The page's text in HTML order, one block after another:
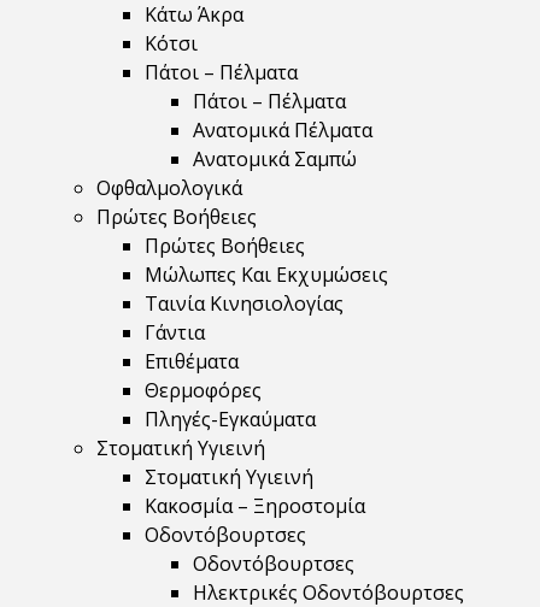
Κάτω Άκρα
Κότσι
Πάτοι – Πέλματα
Πάτοι – Πέλματα
Ανατομικά Πέλματα
Ανατομικά Σαμπώ
Οφθαλμολογικά
Πρώτες Βοήθειες
Πρώτες Βοήθειες
Μώλωπες Και Εκχυμώσεις
Ταινία Κινησιολογίας
Γάντια
Επιθέματα
Θερμοφόρες
Πληγές-Εγκαύματα
Στοματική Υγιεινή
Στοματική Υγιεινή
Κακοσμία – Ξηροστομία
Οδοντόβουρτσες
Οδοντόβουρτσες
Ηλεκτρικές Οδοντόβουρτσες